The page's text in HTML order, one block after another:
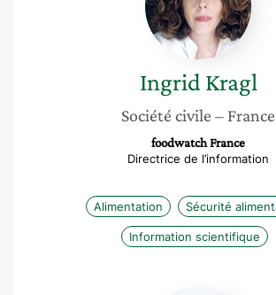
Ingrid Kragl
Société civile – France
foodwatch France
Directrice de l’information
Alimentation Sécurité
Information scientifique